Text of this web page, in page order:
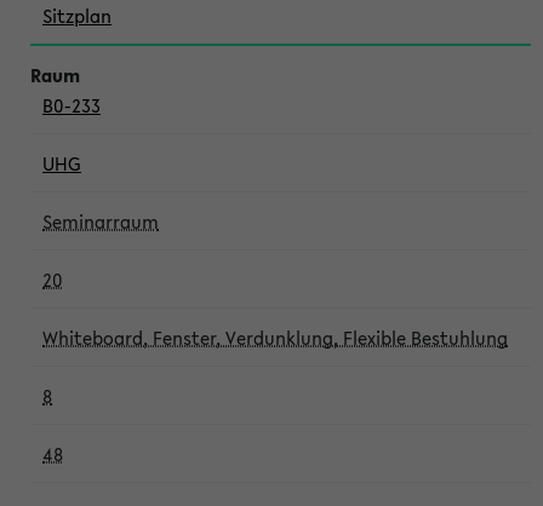
Sitzplan
B0-233
UHG
Seminarraum
20
Whiteboard, Fenster, Verdunklung, Flexible Bestuhlung
8
48